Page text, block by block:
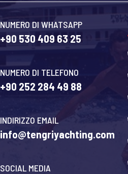
NUMERO DI WHATSAPP
+90 530 409 63 25
NUMERO DI TELEFONO
+90 252 284 49 88
INDIRIZZO EMAIL
info@tengriyachting.com
SOCIAL MEDIA